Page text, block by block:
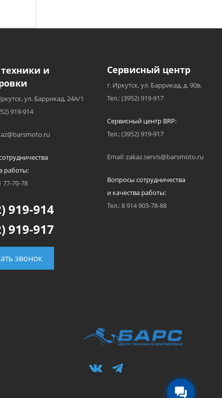
и
ул. Баррикад, 24А/1
919-914
работы:
77-70-78
919-914
919-917
звонок
Сервисный центр
г. Иркутск, ул. Баррикад, д. 90в.
Тел.: (3952) 919-917
Сервисный центр BRP:
Тел.: (3952) 919-917
Email: zakaz.servis@barsmoto.ru
Вопросы сотрудничества
и качества работы:
Тел.: 8 914 903-78-88